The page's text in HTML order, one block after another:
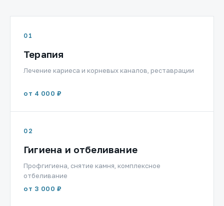
01
Терапия
Лечение кариеса и корневых каналов, реставрации
от 4 000 ₽
02
Гигиена и отбеливание
Профгигиена, снятие камня, комплексное
отбеливание
от 3 000 ₽